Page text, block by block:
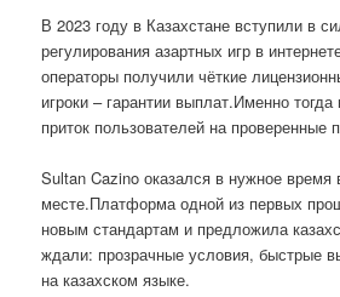
В 2023 году в Казахстане вступили в
регулирования азартных игр в
операторы получили чёткие
игроки – гарантии выплат.Именно
приток пользователей на проверенные
Sultan Cazino оказался в нужное время
месте.Платформа одной из первых
новым стандартам и предложила
ждали: прозрачные условия, быстрые
на казахском языке.